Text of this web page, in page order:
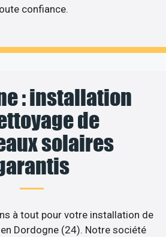
confiance.
: installation
de
solaires
à tout pour votre installation de
Dordogne (24). Notre société